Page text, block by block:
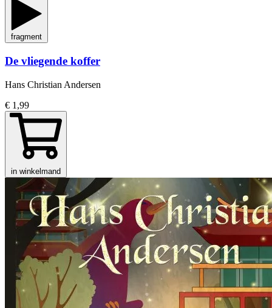
fragment
De vliegende koffer
Hans Christian Andersen
€ 1,99
in winkelmand